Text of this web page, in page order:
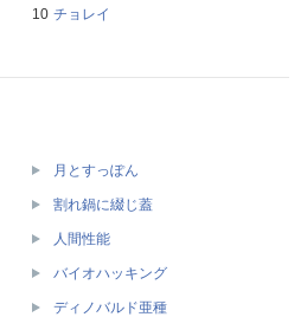
チョレイ
月とすっぽん
割れ鍋に綴じ蓋
人間性能
バイオハッキング
ディノバルド亜種